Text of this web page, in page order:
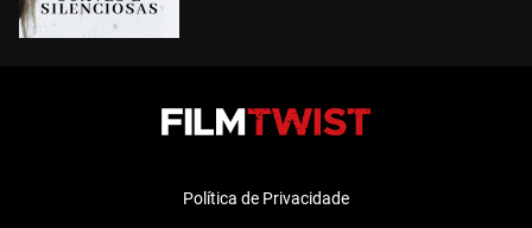
Política de Privacidade